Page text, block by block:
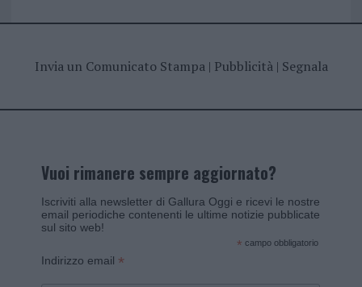
Invia un Comunicato Stampa| Pubblicità| Segnala
Vuoi rimanere sempre aggiornato?
Iscriviti alla newsletter di Gallura Oggi e ricevi le nostre
email periodiche contenenti le ultime notizie pubblicate
sul sito web!
* campo obbligatorio
Indirizzo email *